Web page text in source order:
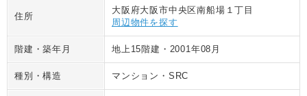
住所
大阪府大阪市中央区南船場１丁目
周辺物件を探す
階建・築年月 地上15階建 ・ 2001年08月
種別・構造 マンション ・ SRC